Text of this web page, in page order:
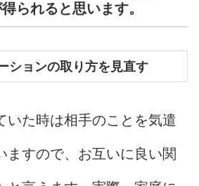
られると思います。
ションの取り方を見直す
いた時は相手のことを気遣
ますので、お互いに良い関